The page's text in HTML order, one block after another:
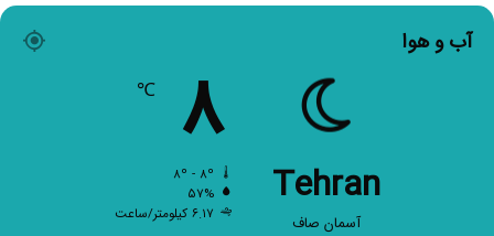
آب و هوا
Tehran
آسمان صاف
۸ ℃
۵۷%
۶.۱۷ کیلومتر/ساعت